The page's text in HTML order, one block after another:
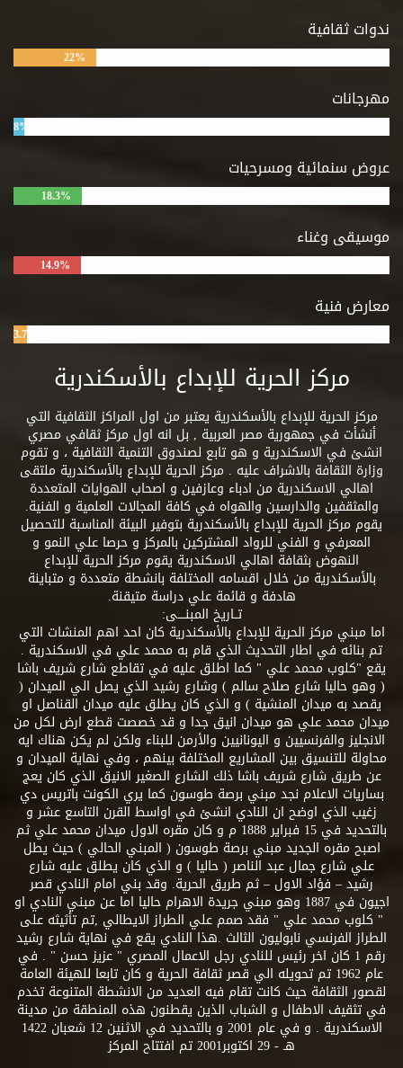
ندوات ثقافية
22%
مهرجانات
8%
عروض سنمائية ومسرحيات
18.3%
موسيقى وغناء
14.9%
معارض فنية
3.7%
مركز الحرية للإبداع بالأسكندرية
مركز الحرية للإبداع بالأسكندرية يعتبر من اول المراكز الثقافية التي
أنشأت في جمهورية مصر العربية , بل انه اول مركز ثقافي مصري
انشئ في الاسكندرية و هو تابع لصندوق التنمية الثقافية ، و تقوم
وزارة الثقافة بالاشراف عليه . مركز الحرية للإبداع بالأسكندرية ملتقى
اهالي الاسكندرية من ادباء وعازفين و اصحاب الهوايات المتعددة
والمثقفين والدارسين والهواه في كافة المجالات العلمية و الفنية.
يقوم مركز الحرية للإبداع بالأسكندرية بتوفير البيئة المناسبة للتحصيل
المعرفي و الفني للرواد المشتركين بالمركز و حرصا علي النمو و
النهوض بثقافة اهالي الاسكندرية يقوم مركز الحرية للإبداع
بالأسكندرية من خلال اقسامه المختلفة بانشطة متعددة و متباينة
هادفة و قائمة علي دراسة متيقنة.
تــاريخ المبنــــى:
اما مبني مركز الحرية للإبداع بالأسكندرية كان احد اهم المنشات التي
تم بنائه في اطار التحديث الذي قام به محمد علي في الاسكندرية .
يقع "كلوب محمد علي " كما اطلق عليه في تقاطع شارع شريف باشا
( وهو حاليا شارع صلاح سالم ) وشارع رشيد الذي يصل الي الميدان (
يقصد به ميدان المنشية ) و الذي كان يطلق عليه ميدان القناصل او
ميدان محمد علي هو ميدان انيق جدا و قد خصصت قطع ارض لكل من
الانجليز والفرنسيين و اليونانيين والأرمن للبناء ولكن لم يكن هناك ايه
محاولة للتنسيق بين المشاريع المختلفة بينهم ، وفي نهاية الميدان و
عن طريق شارع شريف باشا ذلك الشارع الصغير الانيق الذي كان يعج
بساريات الاعلام نجد مبني برصة طوسون كما يري الكونت باتريس دي
زغيب الذي اوضح ان النادي انشئ في اواسط القرن التاسع عشر و
بالتحديد في 15 فبراير 1888 م و كان مقره الاول ميدان محمد علي ثم
اصبح مقره الجديد مبني برصة طوسون ( المبني الحالي ) حيث يطل
علي شارع جمال عبد الناصر ( حاليا ) و الذي كان يطلق عليه شارع
رشيد – فؤاد الاول – ثم طريق الحرية. وقد بني امام النادي قصر
اجيون في 1887 وهو مبني جريدة الاهرام حاليا اما عن مبني النادي او
" كلوب محمد علي " فقد صمم علي الطراز الايطالي ,تم تأثيثه على
الطراز الفرنسي نابوليون الثالث .هذا النادي يقع في نهاية شارع رشيد
رقم 1 كان اخر رئيس للنادي رجل الاعمال المصري " عزيز حسن " . في
عام 1962 تم تحويله الي قصر ثقافة الحرية و كان تابعا للهيئة العامة
لقصور الثقافة حيث كانت تقام فيه العديد من الانشطة المتنوعة تخدم
في تثقيف الاطفال و الشباب الذين يقطنون هذه المنطقة من مدينة
الاسكندرية . و في عام 2001 و بالتحديد في الاثنين 12 شعبان 1422
هـ - 29 اكتوبر2001 تم افتتاح المركز